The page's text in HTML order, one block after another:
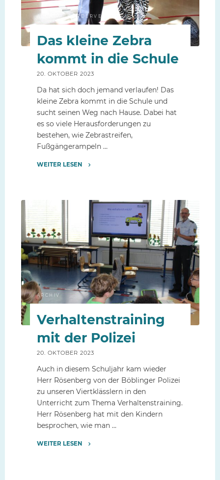
ARCHIV / FÖRDERVEREIN
Das kleine Zebra
kommt in die Schule
20. OKTOBER 2023
Da hat sich doch jemand verlaufen! Das
kleine Zebra kommt in die Schule und
sucht seinen Weg nach Hause. Dabei hat
es so viele Herausforderungen zu
bestehen, wie Zebrastreifen,
Fußgängerampeln …
WEITER LESEN
die
Schule"
ARCHIV
Verhaltenstraining
mit der Polizei
20. OKTOBER 2023
Auch in diesem Schuljahr kam wieder
Herr Rösenberg von der Böblinger Polizei
zu unseren Viertklässlern in den
Unterricht zum Thema Verhaltenstraining.
Herr Rösenberg hat mit den Kindern
besprochen, wie man …
WEITER LESEN